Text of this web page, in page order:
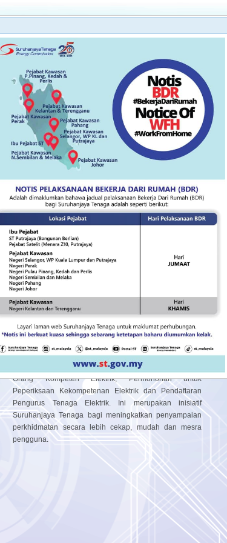
SYARAT PERMOHONAN MAKLUMAT
PENGENALAN
Sistem ECOS menyediakan perkhidmatan atas talian
Kontraktor Elektrik, Pendaftaran Pepasangan Elektrik,
Pelesenan Pepasangan Persendirian, Pendaftaran
Orang Kompeten Elektrik, Permohonan untuk
Peperiksaan Kekompetenan Elektrik dan Pendaftaran
Pengurus Tenaga Elektrik. Ini merupakan inisiatif
Suruhanjaya Tenaga bagi meningkatkan penyampaian
perkhidmatan secara lebih cekap, mudah dan mesra
pengguna.